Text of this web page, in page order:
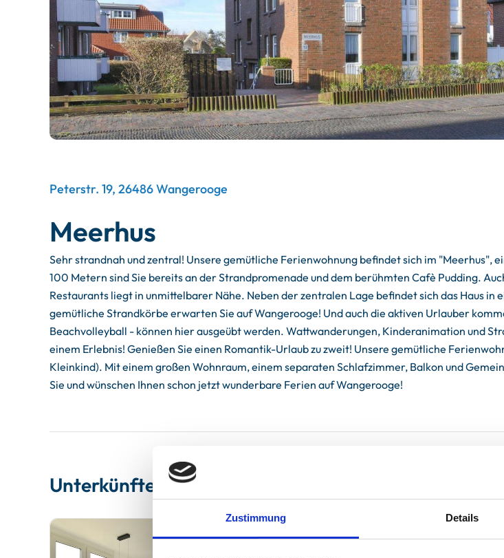
Zustimmung Details
Peterstr. 19, 26486 Wangerooge
Meerhus
Sehr strandnah und zentral! Unsere gemütliche Ferienwohnung befindet sich im "Meerhus",
100 Metern sind Sie bereits an der Strandpromenade und dem berühmten Cafè Pudding.
Restaurants liegt in unmittelbarer Nähe. Neben der zentralen Lage befindet sich das Haus
gemütliche Strandkörbe erwarten Sie auf Wangerooge! Und auch die aktiven Urlauber
Beachvolleyball - können hier ausgeübt werden. Wattwanderungen, Kinderanimation und
einem Erlebnis! Genießen Sie einen Romantik-Urlaub zu zweit! Unsere gemütliche
Kleinkind). Mit einem großen Wohnraum, einem separaten Schlafzimmer, Balkon und
Sie und wünschen Ihnen schon jetzt wunderbare Ferien auf Wangerooge!
Unterkünfte